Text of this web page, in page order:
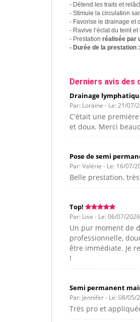
- Détend les traits et
- Stimule la circulation
- Favorise le drainage et
- Ravive l’éclat du teint
- Prestation réalisée par
- Durée de la prestation
Derniers avis des
Drainage
Par: Loraine - Le: 21/07/
C'était une
et doux. Merci
Pose de semi
Par: Valérie - Le: 16/07/
Belle prestation,
Top!
Par: Lise - Le: 06/07/2026
Un pur moment de
professionnelle,
être immédiate. Je
!
Semi permanent
Par: Jennifer - Le: 08/05/
Très pro et